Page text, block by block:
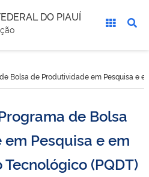
DO PIAUÍ
Bolsa de Produtividade em Pesquisa e
de Bolsa
Pesquisa e em
(PQDT)